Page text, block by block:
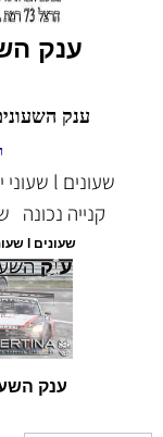
ענק
ענק
שעונים l שעוני יד l שעוני גס l שעוני קסיו l שעוני סייקו
קנייה נכונה
שעונים l שעוני יד l שעוני גס l שעוני קסיו l שעוני סייקו
ענק